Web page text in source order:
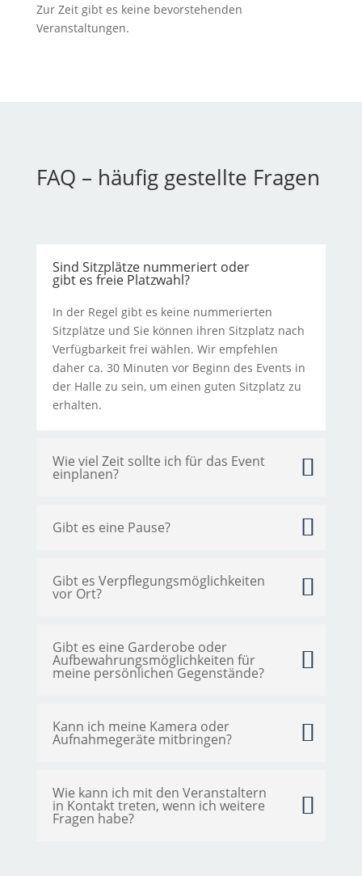
Zur Zeit gibt es keine bevorstehenden
Veranstaltungen.
FAQ – häufig gestellte Fragen
Sind Sitzplätze nummeriert oder
gibt es freie Platzwahl?
In der Regel gibt es keine nummerierten
Sitzplätze und Sie können ihren Sitzplatz nach
Verfügbarkeit frei wählen. Wir empfehlen
daher ca. 30 Minuten vor Beginn des Events in
der Halle zu sein, um einen guten Sitzplatz zu
erhalten.
Wie viel Zeit sollte ich für das Event
einplanen?
Gibt es eine Pause?
Gibt es Verpflegungsmöglichkeiten
vor Ort?
Gibt es eine Garderobe oder
Aufbewahrungsmöglichkeiten für
meine persönlichen Gegenstände?
Kann ich meine Kamera oder
Aufnahmegeräte mitbringen?
Wie kann ich mit den Veranstaltern
in Kontakt treten, wenn ich weitere
Fragen habe?